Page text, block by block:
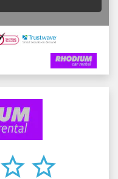
star_border star_border